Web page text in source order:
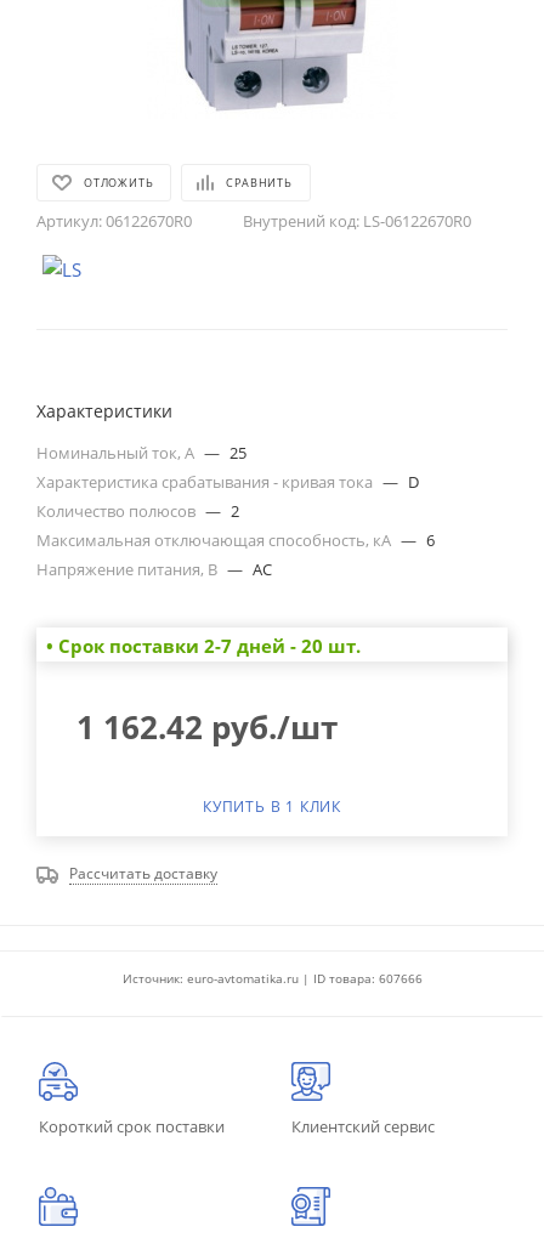
ОТЛОЖИТЬ СРАВНИТЬ
Артикул:06122670R0 Внутрений код: LS-06122670R0
Характеристики
Номинальный ток, А — 25
Характеристика срабатывания - кривая тока — D
Количество полюсов — 2
Максимальная отключающая способность, кА — 6
Напряжение питания, В — AC
• Cрок поставки 2-7 дней - 20 шт.
1 162.42 руб./шт
КУПИТЬ В 1 КЛИК
Рассчитать доставку
Источник: euro-avtomatika.ru | ID товара: 607666
Короткий срок поставки Клиентский сервис